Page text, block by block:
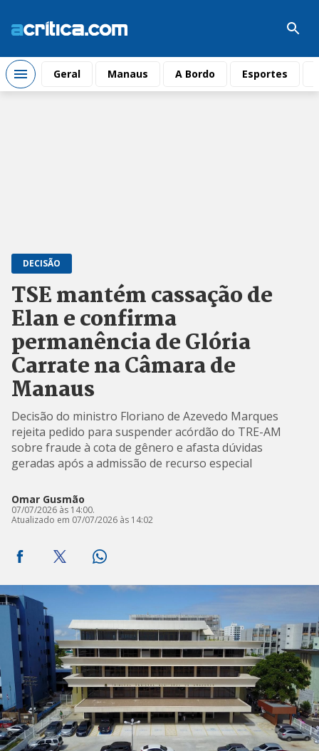
Geral Manaus A Bordo Esportes
DECISÃO
TSE mantém cassação de
Elan e confirma
permanência de Glória
Carrate na Câmara de
Manaus
Decisão do ministro Floriano de Azevedo Marques
rejeita pedido para suspender acórdão do TRE-AM
sobre fraude à cota de gênero e afasta dúvidas
geradas após a admissão de recurso especial
Omar Gusmão
07/07/2026 às 14:00.
Atualizado em 07/07/2026 às 14:02